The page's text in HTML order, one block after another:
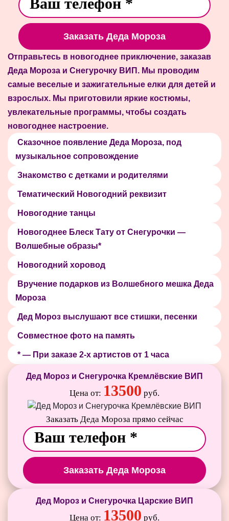
Заказать Деда Мороза
Отправьтесь в новогоднее приключение, заказав
Деда Мороза и Снегурочку ВИП. Мы проводим
самые веселые и зажигательные елки для детей и
взрослых. Мы приготовили яркие костюмы,
увлекательные программы, чтобы создать
новогоднее настроение.
Сказочное появление Деда Мороза, под
музыкальное сопровождение
Знакомство с детками и родителями
Тематический Новогодний реквизит
Новогодние танцы
Новогоднее Блеск Тату от Снегурочки —
Волшебные образы*
Новогодний хоровод
Вручение подарков из Волшебного мешка Деда
Мороза
Дед Мороз выслушают все стишки, песенки
Совместное фото на память
* — При заказе 2-х артистов от 1 часа
Дед Мороз и Снегурочка Кремлёвские ВИП
Цена от: 13500 руб.
Заказать Деда Мороза прямо сейчас
Заказать Деда Мороза
Дед Мороз и Снегурочка Царские ВИП
Цена от: 13500 руб.